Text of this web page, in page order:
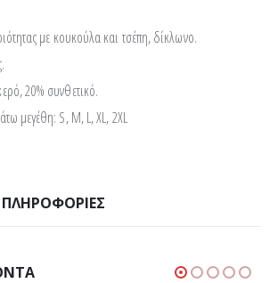
με κουκούλα και τσέπη, δίκλωνο.
20% συνθετικό.
μεγέθη: S, M, L, XL, 2XL
ΠΛΗΡΟΦΟΡΊΕΣ